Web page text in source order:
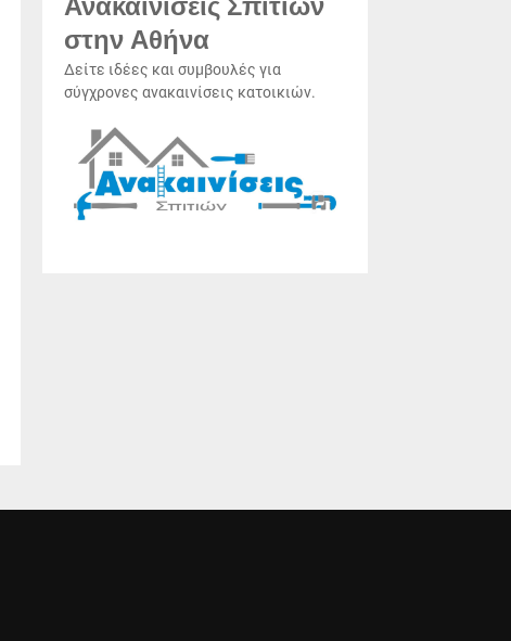
στην Αθήνα
Δείτε ιδέες και συμβουλές για
σύγχρονες ανακαινίσεις κατοικιών.